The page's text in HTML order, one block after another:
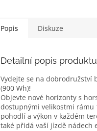
Popis Diskuze
Detailní popis produktu
Vydejte se na dobrodružství
(900 Wh)!
Objevte nové horizonty s
dostupnými velikostmi rámu
pohodlí a výkon v každém
také přidá vaší jízdě nádech